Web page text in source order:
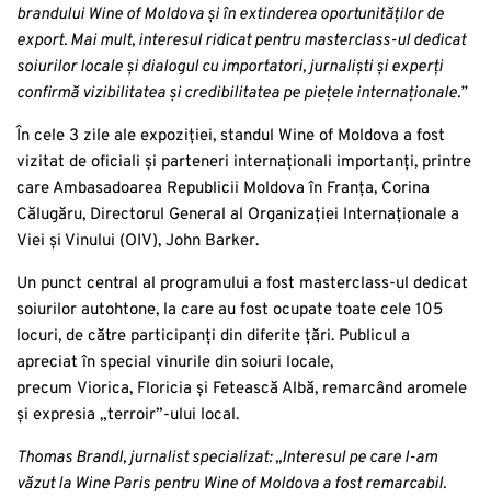
brandului Wine of Moldova și în extinderea oportunităților de
export. Mai mult, interesul ridicat pentru masterclass-ul dedicat
soiurilor locale și dialogul cu importatori, jurnaliști și experți
confirmă vizibilitatea și credibilitatea pe piețele internaționale.”
În cele 3 zile ale expoziției, standul Wine of Moldova a fost
vizitat de oficiali și parteneri internaționali importanți, printre
care Ambasadoarea Republicii Moldova în Franța, Corina
Călugăru, Directorul General al Organizației Internaționale a
Viei și Vinului (OIV), John Barker.
Un punct central al programului a fost masterclass-ul dedicat
soiurilor autohtone, la care au fost ocupate toate cele 105
locuri, de către participanți din diferite țări. Publicul a
apreciat în special vinurile din soiuri locale,
precum Viorica, Floricia și Fetească Albă, remarcând aromele
și expresia „terroir”-ului local.
Thomas Brandl, jurnalist specializat:„Interesul pe care l-am
văzut la Wine Paris pentru Wine of Moldova a fost remarcabil.